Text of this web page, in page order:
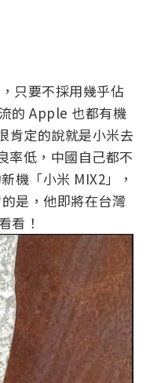
只要不採用幾乎佔
的 Apple 也都有機
肯定的說就是小米去
率低，中國自己都不
機「小米 MIX2」，
是，他即將在台灣
看！